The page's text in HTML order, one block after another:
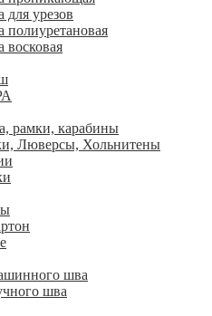
для урезов
полиуретановая
восковая
рамки, карабины
Люверсы, Хольнитены
шва
шва